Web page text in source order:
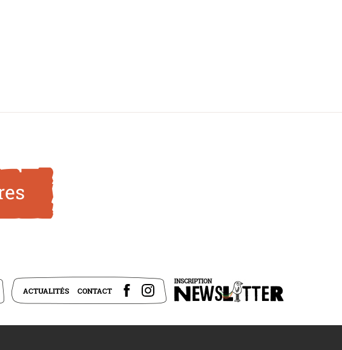
ACTUALITÉS CONTACT